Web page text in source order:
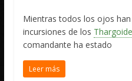
Mientras todos los ojos
incursiones de los Thargoide
comandante ha estado
Leer más